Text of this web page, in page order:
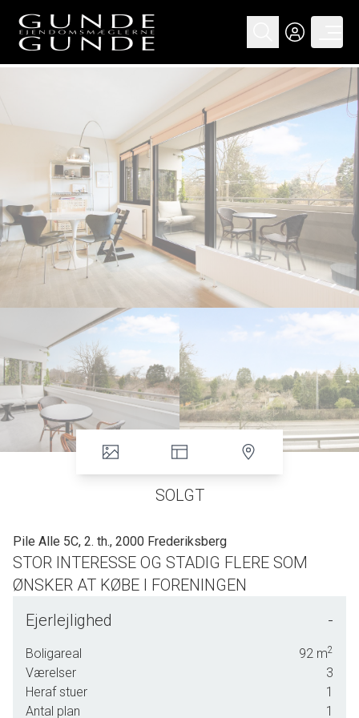
SOLGT
Pile Alle 5C, 2. th., 2000 Frederiksberg
STOR INTERESSE OG STADIG FLERE SOM
ØNSKER AT KØBE I FORENINGEN
ENESTÅENDE EJENDOM - I HJERTET AF
FREDERIKSBERG
PANORAMAUDSIGT TIL FREDERIKSBERG
HAVE OG SLOT.
ALT I FÆLLESFALITETER, BL.A.
Ejerlejlighed -
Boligareal 92 m2
Værelser
3
Heraf stuer
1
Antal plan
1